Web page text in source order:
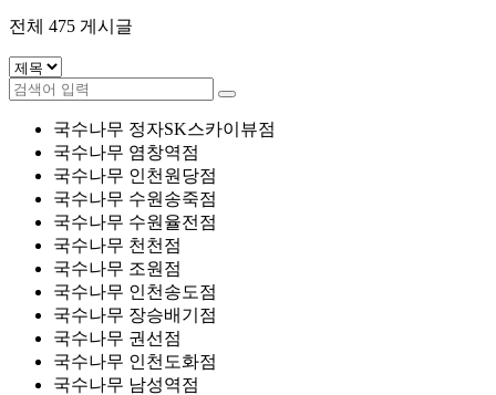
전체 475 게시글
국수나무 정자SK스카이뷰점
국수나무 염창역점
국수나무 인천원당점
국수나무 수원송죽점
국수나무 수원율전점
국수나무 천천점
국수나무 조원점
국수나무 인천송도점
국수나무 장승배기점
국수나무 권선점
국수나무 인천도화점
국수나무 남성역점